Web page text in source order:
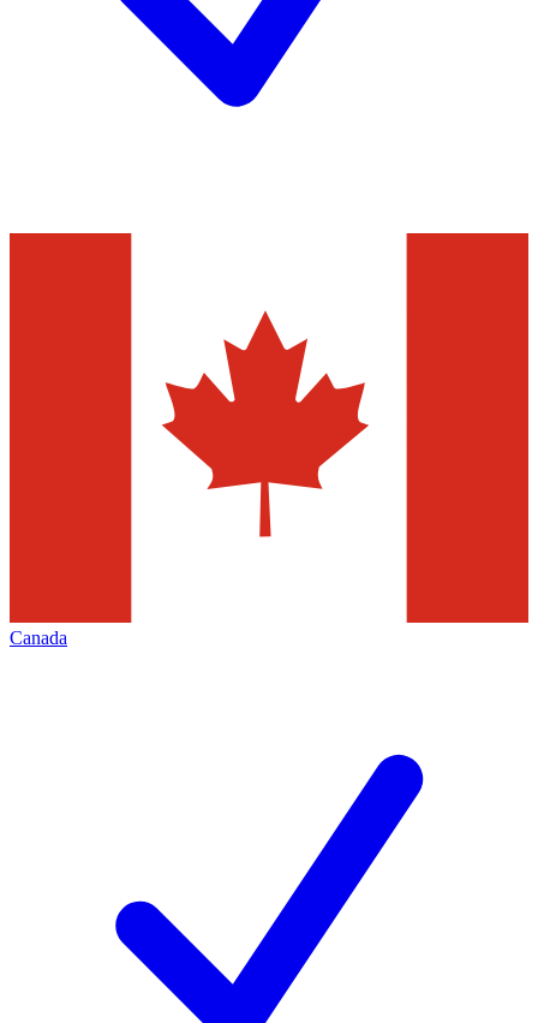
Canada